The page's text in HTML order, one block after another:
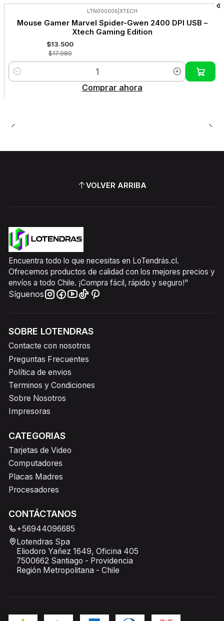
-25%
OFF
LTN000006 XTECH
Mouse Gamer Marvel Spider-Gwen 2400 DPI USB –
Xtech Gaming Edition
$13.500
$17.980
Cantidad
Comprar ahora
VOLVER ARRIBA
Encuentra todo lo que necesitas en LoTendrás.cl.
Ofrecemos productos de calidad con los mejores precios y
envíos a todo Chile. ¡Compra fácil, rápido y seguro!"
Síguenos
SOBRE LOTENDRAS
Contacte con nosotros
Preguntas Frecuentes
Política de envios
Terminos y Condiciones
Sobre Nosotros
Impresoras
CATEGORIAS
Tarjetas de Video
Computadores
Placas Madres
Procesadores
CONTÁCTANOS
+56944096685
Lotendras Spa
Eliodoro Yañez 1649, Oficina 405
7500662 Santiago - Providencia
Región Metropolitana - Chile